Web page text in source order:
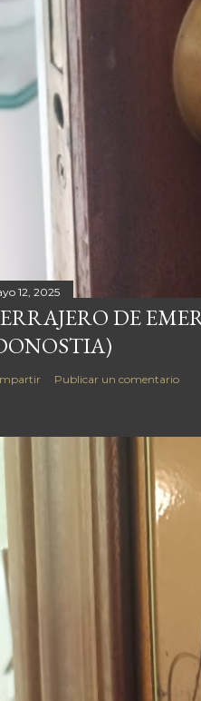
12, 2025
DE
Publicar un comentario